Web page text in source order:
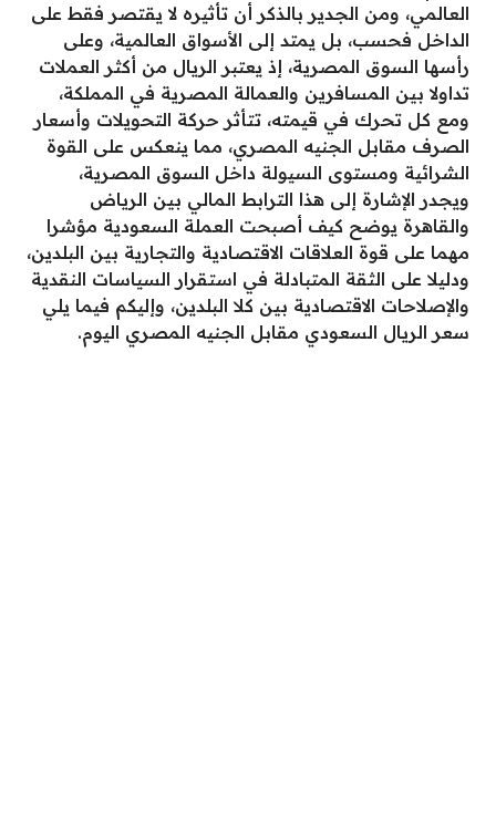
العالمي، ومن الجدير بالذكر أن تأثيره لا يقتصر فقط على
الداخل فحسب، بل يمتد إلى الأسواق العالمية، وعلى
رأسها السوق المصرية، إذ يعتبر الريال من أكثر العملات
تداولا بين المسافرين والعمالة المصرية في المملكة،
ومع كل تحرك في قيمته، تتأثر حركة التحويلات وأسعار
الصرف مقابل الجنيه المصري، مما ينعكس على القوة
الشرائية ومستوى السيولة داخل السوق المصرية،
ويجدر الإشارة إلى هذا الترابط المالي بين الرياض
والقاهرة يوضح كيف أصبحت العملة السعودية مؤشرا
مهما على قوة العلاقات الاقتصادية والتجارية بين البلدين،
ودليلا على الثقة المتبادلة في استقرار السياسات النقدية
والإصلاحات الاقتصادية بين كلا البلدين، وإليكم فيما يلي
سعر الريال السعودي مقابل الجنيه المصري اليوم.